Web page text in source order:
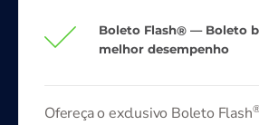
Boleto Flash® — Boleto
melhor desempenho
Ofereça o exclusivo Boleto Flash